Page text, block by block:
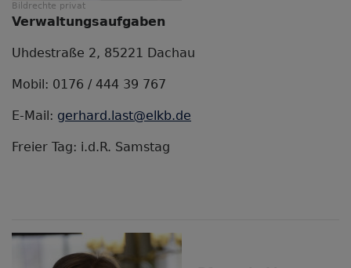
Bildrechte privat
Verwaltungsaufgaben
Uhdestraße 2, 85221 Dachau
Mobil: 0176 / 444 39 767
E-Mail: gerhard.last@elkb.de
Freier Tag: i.d.R. Samstag